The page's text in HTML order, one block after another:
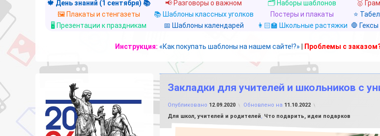
🍁 День знаний (1 сентября) 📚 📢 Разговоры о важном 🗂️ Наборы шаблонов 🥇
🖼️ Плакаты и стенгазеты
📚 Шаблоны классных уголков Постеры и плакаты ⭐
🖥️ Презентации к праздникам
📅 Шаблоны календарей 👩🏻‍🏫 Школьные растяжки 🛑
Инструкция: «Как покупать шаблоны на нашем сайте!?» Проблемы с
Закладки для учителей и школьников с
Опубликовано 12.09.2020 Обновлено на 11.10.2022
Рубрики:
Для школ, учителей и родителей, Что подарить, идеи подарков